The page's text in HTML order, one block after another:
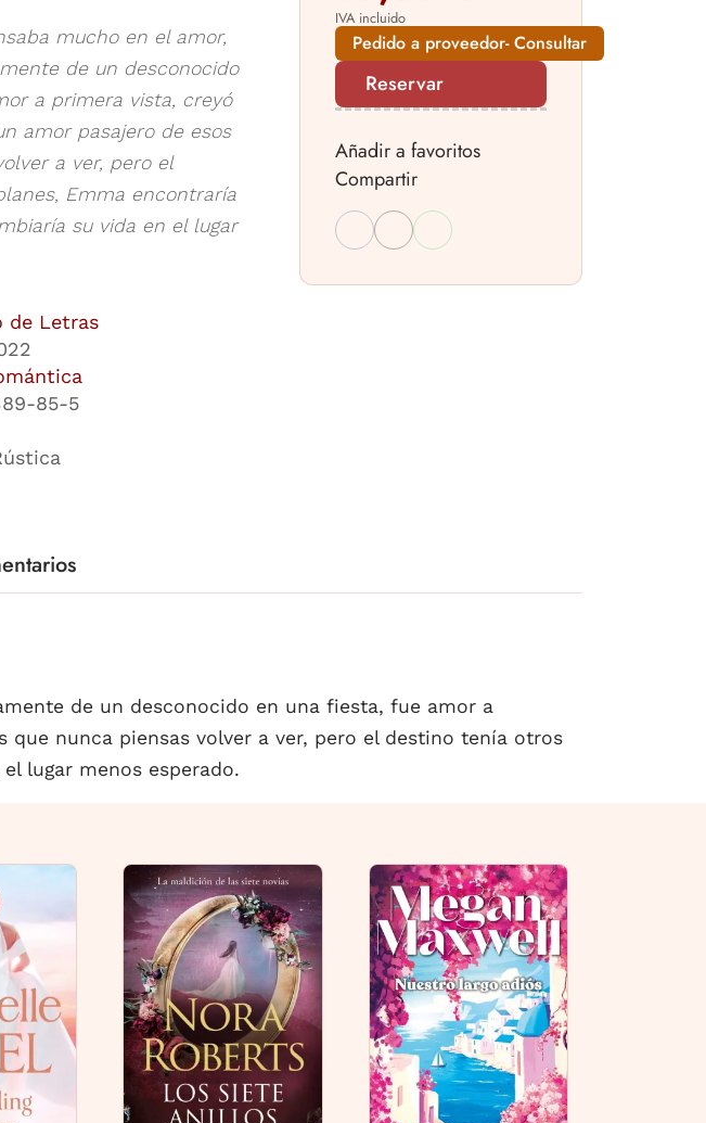
mucho en el amor,
de un desconocido
a primera vista, creyó
amor pasajero de esos
a ver, pero el
Emma encontraría
su vida en el lugar
de Letras
85-5
IVA incluido
Pedido a proveedor- Consultar
Reservar
Añadir a favoritos
Compartir
de un desconocido en una fiesta, fue amor a
nunca piensas volver a ver, pero el destino tenía otros
lugar menos esperado.